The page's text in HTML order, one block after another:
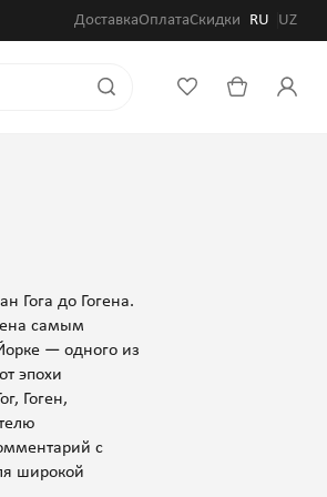
ДоставкаОплатаСкидки RU UZ
Гога до Гогена.
самым
— одного из
эпохи
Гоген,
с
широкой